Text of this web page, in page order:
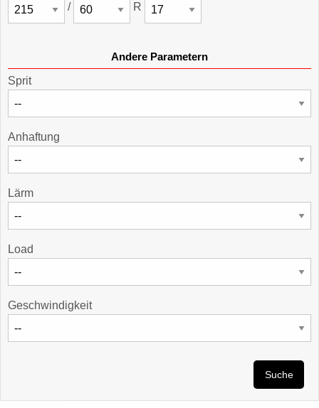
/
R
Andere Parametern
Sprit
Anhaftung
Lärm
Load
Geschwindigkeit
Suche